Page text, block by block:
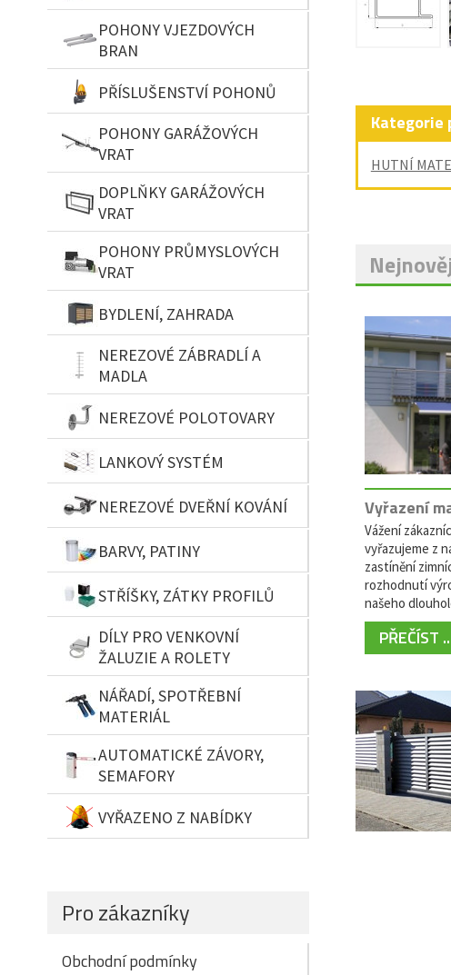
POHONY VJEZDOVÝCH
BRAN
PŘÍSLUŠENSTVÍ POHONŮ
POHONY GARÁŽOVÝCH
VRAT
DOPLŇKY GARÁŽOVÝCH
VRAT
POHONY PRŮMYSLOVÝCH
VRAT
BYDLENÍ, ZAHRADA
NEREZOVÉ ZÁBRADLÍ A
MADLA
NEREZOVÉ POLOTOVARY
LANKOVÝ SYSTÉM
NEREZOVÉ DVEŘNÍ KOVÁNÍ
BARVY, PATINY
STŘÍŠKY, ZÁTKY PROFILŮ
DÍLY PRO VENKOVNÍ
ŽALUZIE A ROLETY
NÁŘADÍ, SPOTŘEBNÍ
MATERIÁL
AUTOMATICKÉ ZÁVORY,
SEMAFORY
VYŘAZENO Z NABÍDKY
Pro zákazníky
Obchodní podmínky
Kategorie
HUTNÍ
Vyřazení
Vážení
vyřazujeme z
zastínění
rozhodnutí
našeho
PŘEČÍST